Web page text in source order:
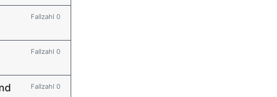
Fallzahl 0
Fallzahl 0
Fallzahl 0